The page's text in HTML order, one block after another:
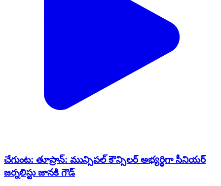
చేగుంట: తూప్రాన్: మున్సిపల్ కౌన్సిలర్ అభ్యర్థిగా సీనియర్
జర్నలిస్టు జానకి గౌడ్